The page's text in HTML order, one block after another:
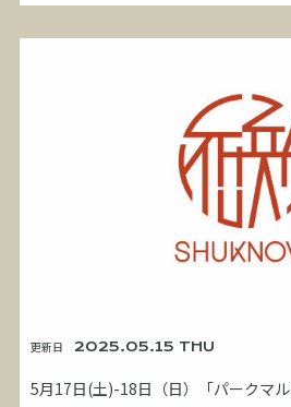
更新日 2025.05.15 THU
5月17日(土)-18日（日）「パークマ